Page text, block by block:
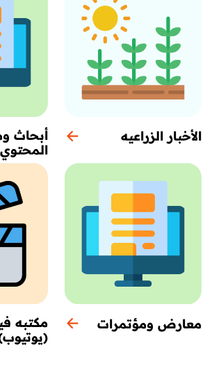
الأخبار الزراعيه
أبحاث
المحتوي
معارض ومؤتمرات
مكتبه